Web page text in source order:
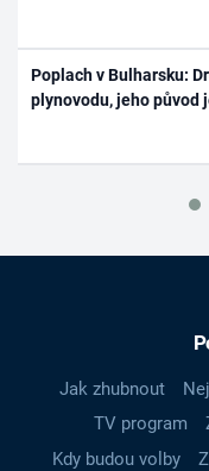
Poplach v Bulharsku:
plynovodu, jeho původ
Jak zhubnout
TV program
Kdy budou volby